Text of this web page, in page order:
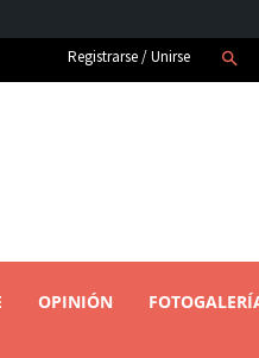
Registrarse / Unirse
OPINIÓN